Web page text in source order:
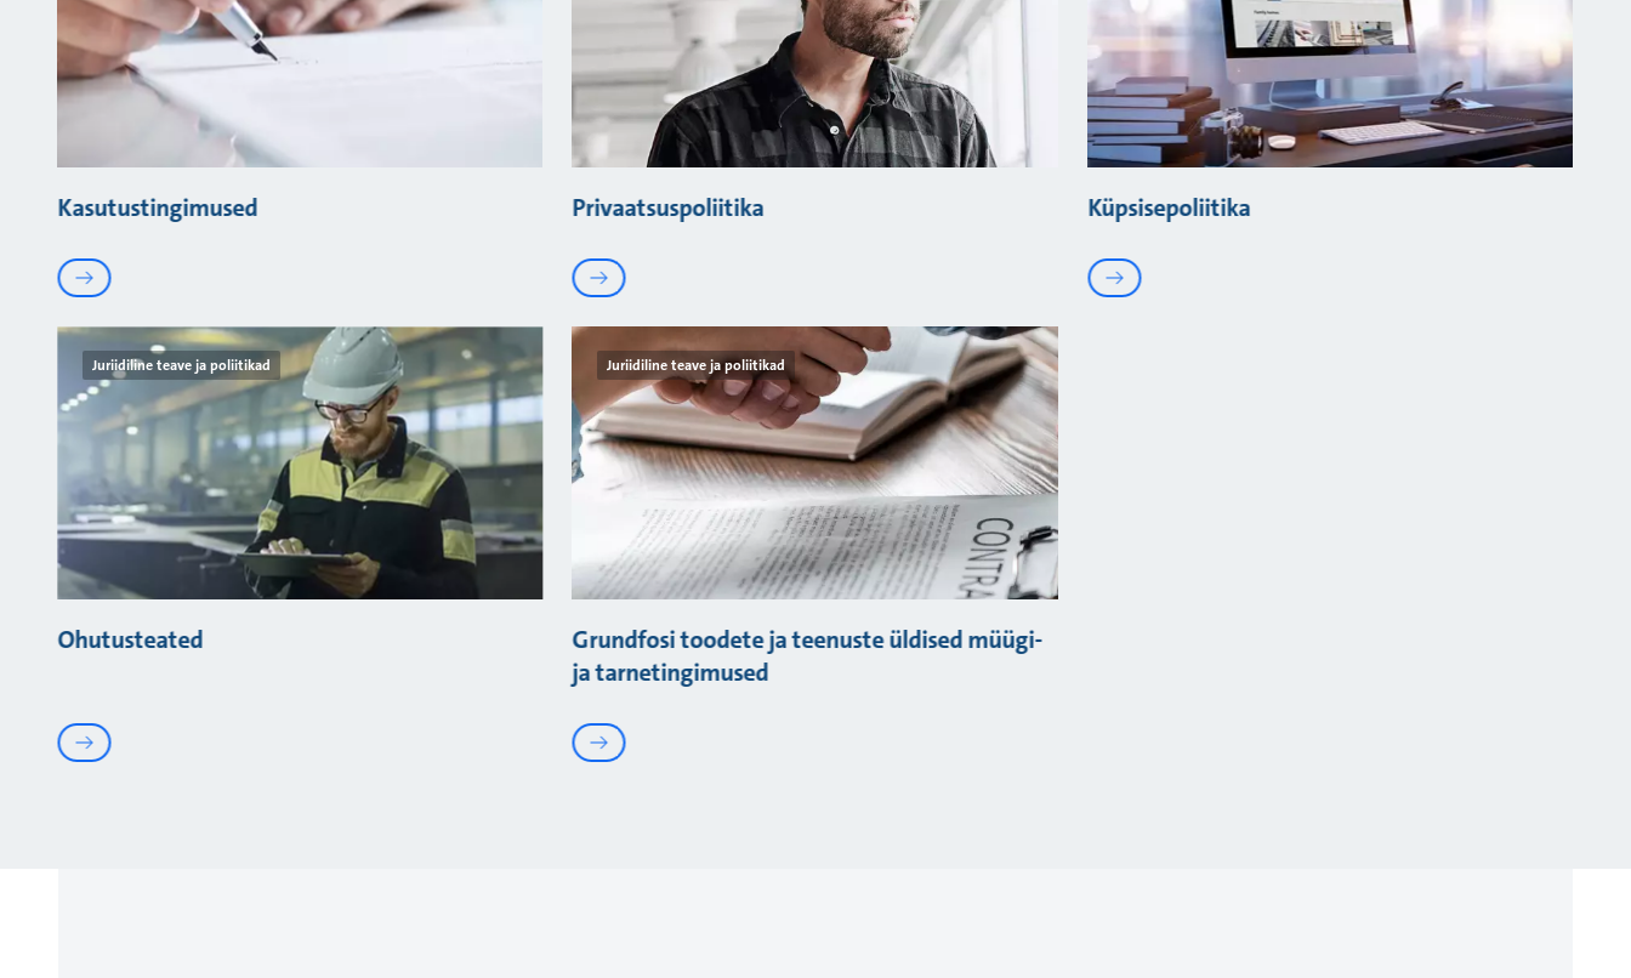
Kasutustingimused Privaatsuspoliitika Küpsisepoliitika
Juriidiline teave ja poliitikad
Ohutusteated
Juriidiline teave ja poliitikad
Grundfosi toodete ja teenuste üldised müügi-
ja tarnetingimused